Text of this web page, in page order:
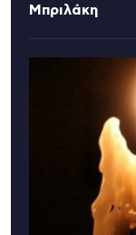
Μπριλάκη